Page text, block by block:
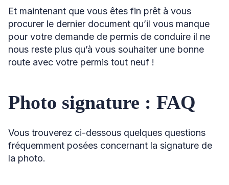
Et maintenant que vous êtes fin prêt à vous
procurer le dernier document qu’il vous manque
pour votre demande de permis de conduire il ne
nous reste plus qu’à vous souhaiter une bonne
route avec votre permis tout neuf !
Photo signature : FAQ
Vous trouverez ci-dessous quelques questions
fréquemment posées concernant la signature de
la photo.